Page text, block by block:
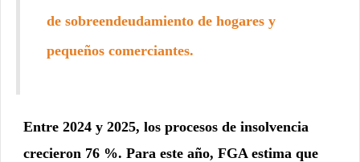
de sobreendeudamiento de hogares y
pequeños comerciantes.
Entre 2024 y 2025, los procesos de insolvencia
crecieron 76 %. Para este año, FGA estima que